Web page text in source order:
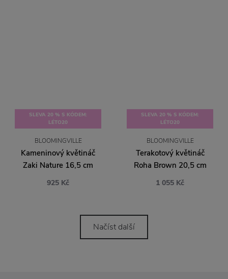
SLEVA 20 % S KÓDEM:
LÉTO20
BLOOMINGVILLE
Kameninový květináč
Zaki Nature 16,5 cm
925 Kč
SLEVA 20 % S KÓDEM:
LÉTO20
BLOOMINGVILLE
Terakotový květináč
Roha Brown 20,5 cm
1 055 Kč
Načíst další